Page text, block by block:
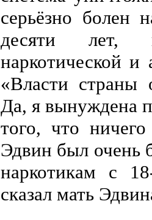
серьёзно болен
десяти лет,
наркотической и
«Власти страны
Да, я вынуждена
того, что
Эдвин был очень
наркотикам с
сказал мать